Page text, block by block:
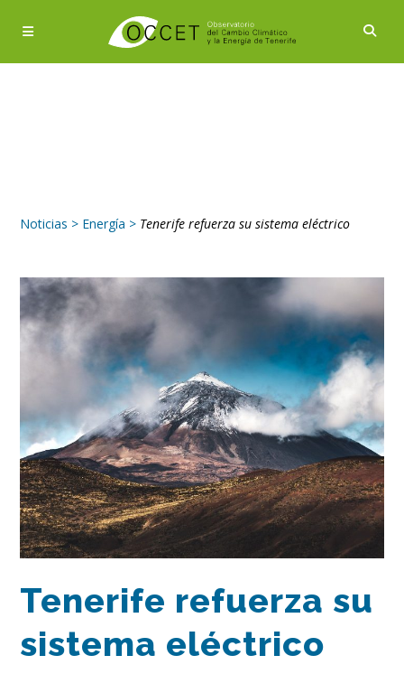
Noticias > Energía > Tenerife refuerza su sistema eléctrico
Tenerife refuerza su
sistema eléctrico